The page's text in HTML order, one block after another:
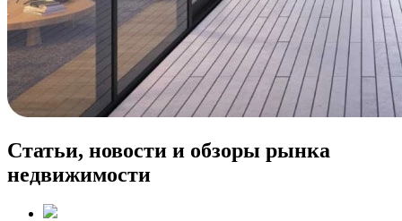
Статьи, новости и обзоры рынка
недвижимости